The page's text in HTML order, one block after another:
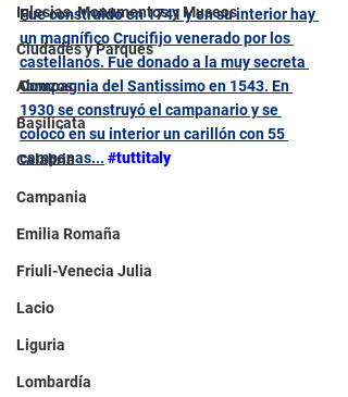
Iglesias, Monumentos y Museos
Ciudades y Parques
Abruzos
Basilicata
Calabria
Campania
Emilia Romaña
Friuli-Venecia Julia
Lacio
Liguria
Lombardía
Fue construido en 1741 y en su interior hay
un magnífico Crucifijo venerado por los
castellanos. Fue donado a la muy secreta
Compagnia del Santissimo en 1543. En
1930 se construyó el campanario y se
colocó en su interior un carillón con 55
campanas... #tuttitaly